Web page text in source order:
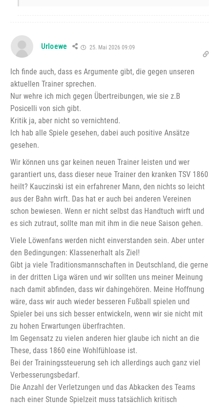
Urloewe 25. Mai 2026 09:09
Ich finde auch, dass es Argumente gibt, die gegen unseren
aktuellen Trainer sprechen.
Nur wehre ich mich gegen Übertreibungen, wie sie z.B
Posicelli von sich gibt.
Kritik ja, aber nicht so vernichtend.
Ich hab alle Spiele gesehen, dabei auch positive Ansätze
gesehen.
Wir können uns gar keinen neuen Trainer leisten und wer
garantiert uns, dass dieser neue Trainer den kranken TSV 1860
heilt? Kauczinski ist ein erfahrener Mann, den nichts so leicht
aus der Bahn wirft. Das hat er auch bei anderen Vereinen
schon bewiesen. Wenn er nicht selbst das Handtuch wirft und
es sich zutraut, sollte man mit ihm in die neue Saison gehen.
Viele Löwenfans werden nicht einverstanden sein. Aber unter
den Bedingungen: Klassenerhalt als Ziel!
Gibt ja viele Traditionsmannschaften in Deutschland, die gerne
in der dritten Liga wären und wir sollten uns meiner Meinung
nach damit abfinden, dass wir dahingehören. Meine Hoffnung
wäre, dass wir auch wieder besseren Fußball spielen und
Spieler bei uns sich besser entwickeln, wenn wir sie nicht mit
zu hohen Erwartungen überfrachten.
Im Gegensatz zu vielen anderen hier glaube ich nicht an die
These, dass 1860 eine Wohlfühloase ist.
Bei der Trainingssteuerung seh ich allerdings auch ganz viel
Verbesserungsbedarf.
Die Anzahl der Verletzungen und das Abkacken des Teams
nach einer Stunde Spielzeit muss tatsächlich kritisch